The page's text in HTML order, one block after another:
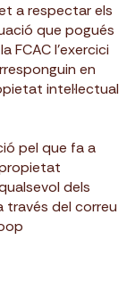
a respectar els
que pogués
l’exercici
en
intel·lectual
pel que fa a
dels
del correu